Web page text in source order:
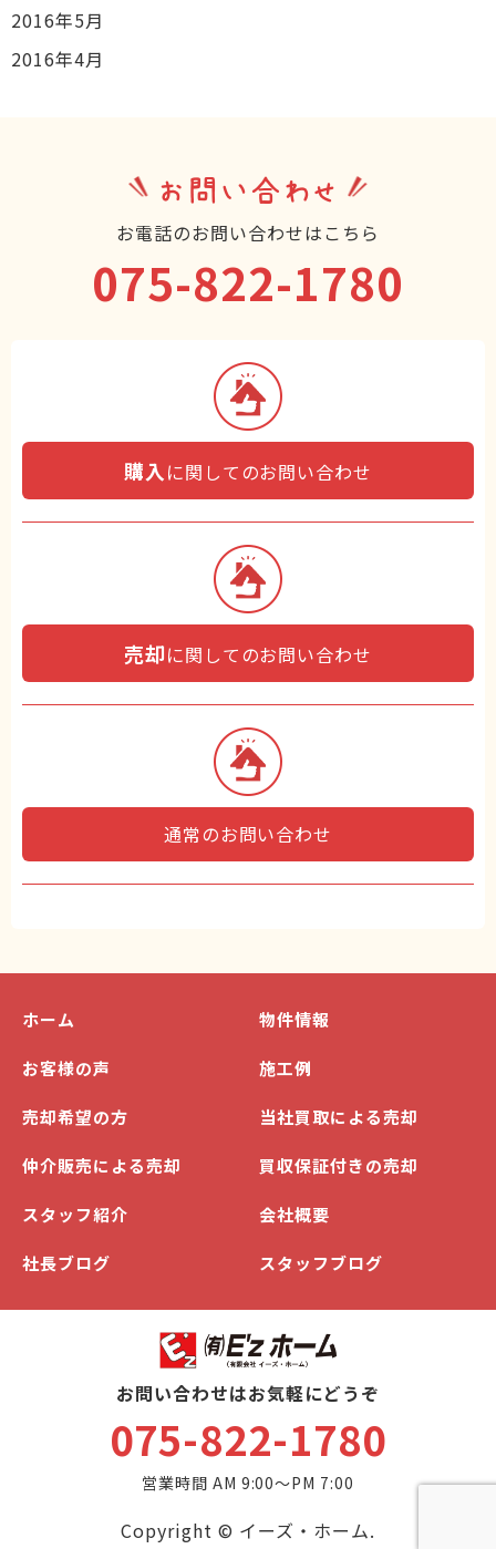
2016年5月
2016年4月
お問い合わせ
お電話のお問い合わせはこちら
075-822-1780
購入 に関してのお問い合わせ
売却に関してのお問い合わせ
通常のお問い合わせ
ホーム 物件情報
お客様の声 施工例
売却希望の方 当社買取による売却
仲介販売による売却 買収保証付きの売却
スタッフ紹介 会社概要
社長ブログ スタッフブログ
お問い合わせはお気軽にどうぞ
075-822-1780
営業時間 AM 9:00～PM 7:00
Copyright © イーズ・ホーム.